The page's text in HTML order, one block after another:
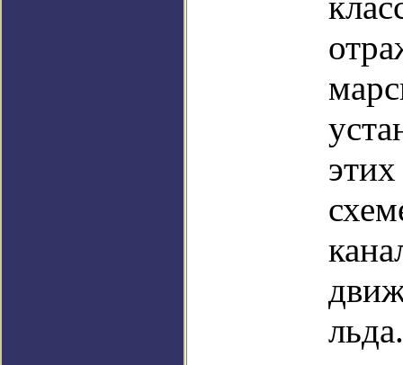
льда.